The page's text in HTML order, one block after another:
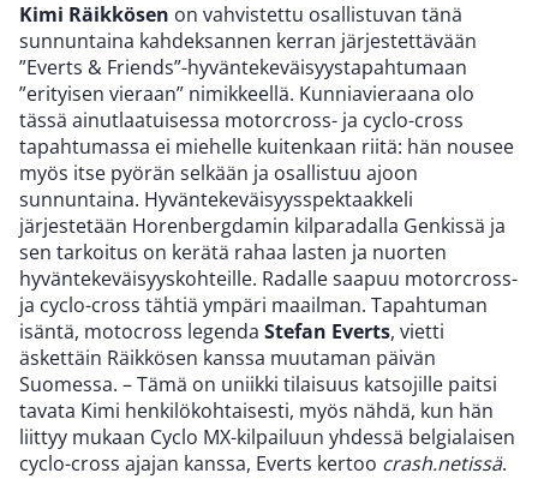
Kimi Räikkösen on vahvistettu osallistuvan tänä
sunnuntaina kahdeksannen kerran järjestettävään
”Everts & Friends”-hyväntekeväisyystapahtumaan
”erityisen vieraan” nimikkeellä. Kunniavieraana olo
tässä ainutlaatuisessa motorcross- ja cyclo-cross
tapahtumassa ei miehelle kuitenkaan riitä: hän nousee
myös itse pyörän selkään ja osallistuu ajoon
sunnuntaina. Hyväntekeväisyysspektaakkeli
järjestetään Horenbergdamin kilparadalla Genkissä ja
sen tarkoitus on kerätä rahaa lasten ja nuorten
hyväntekeväisyyskohteille. Radalle saapuu motorcross-
ja cyclo-cross tähtiä ympäri maailman. Tapahtuman
isäntä, motocross legenda Stefan Everts, vietti
äskettäin Räikkösen kanssa muutaman päivän
Suomessa. – Tämä on uniikki tilaisuus katsojille paitsi
tavata Kimi henkilökohtaisesti, myös nähdä, kun hän
liittyy mukaan Cyclo MX-kilpailuun yhdessä belgialaisen
cyclo-cross ajajan kanssa, Everts kertoo crash.netissä.